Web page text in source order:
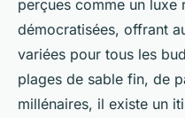
perçues comme un luxe
démocratisées, offrant
variées pour tous les
plages de sable fin, de
millénaires, il existe un